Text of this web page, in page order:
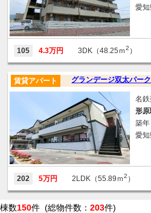
愛
105 4.3万円 3DK（48.25ｍ2 ）
グランデージ双太パーク
賃貸アパート
名鉄
形
築
愛
202 5万円 2LDK（55.89ｍ2 ）
棟数150件 (総物件数： 203件)